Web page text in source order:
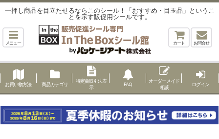
一押し商品を目立たせるならこのシール！「おすすめ・目玉品」というこ
とを示す販促用シールです。
メニュー カート お問合せ
お買い物方法 商品カテゴリ
特定商取引法表
示
FAQ
オーダーメイド
相談
ログイン